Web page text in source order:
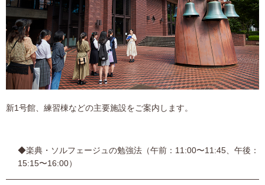
新1号館、練習棟などの主要施設をご案内します。
◆楽典・ソルフェージュの勉強法（午前：11:00〜11:45、午後：
15:15〜16:00）